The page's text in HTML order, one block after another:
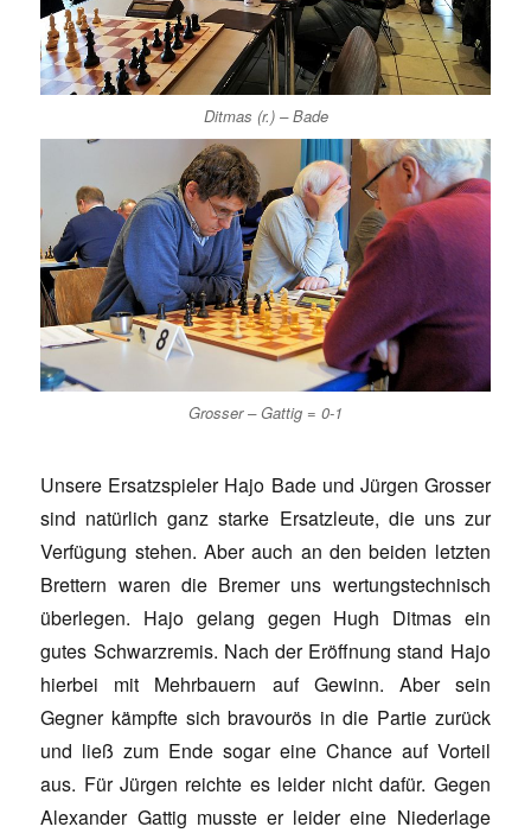
Ditmas (r.) – Bade
Grosser – Gattig = 0-1
Unsere Ersatzspieler Hajo Bade und Jürgen Grosser
sind natürlich ganz starke Ersatzleute, die uns zur
Verfügung stehen. Aber auch an den beiden letzten
Brettern waren die Bremer uns wertungstechnisch
überlegen. Hajo gelang gegen Hugh Ditmas ein
gutes Schwarzremis. Nach der Eröffnung stand Hajo
hierbei mit Mehrbauern auf Gewinn. Aber sein
Gegner kämpfte sich bravourös in die Partie zurück
und ließ zum Ende sogar eine Chance auf Vorteil
aus. Für Jürgen reichte es leider nicht dafür. Gegen
Alexander Gattig musste er leider eine Niederlage